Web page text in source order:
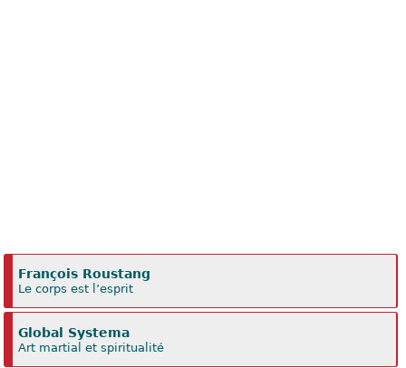
François Roustang
Le corps est l’esprit
Global Systema
Art martial et spiritualité